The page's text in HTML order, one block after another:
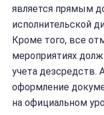
является прямым
исполнительской
Кроме того, все
мероприятиях
учета дезсредств.
оформление
на официальном